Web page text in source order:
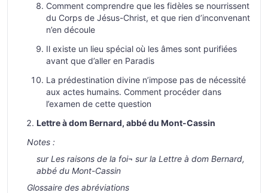
Comment comprendre que les fidèles se nourrissent
du Corps de Jésus-Christ, et que rien d’inconvenant
n’en découle
Il existe un lieu spécial où les âmes sont purifiées
avant que d’aller en Paradis
La prédestination divine n’impose pas de nécessité
aux actes humains. Comment procéder dans
l’examen de cette question
Lettre à dom Bernard, abbé du Mont-Cassin
Notes :
sur Les raisons de la foi¬ sur la Lettre à dom Bernard,
abbé du Mont-Cassin
Glossaire des abréviations